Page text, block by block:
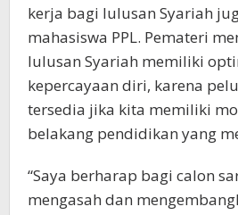
kerja bagi lulusan Syariah
mahasiswa PPL. Pemateri
lulusan Syariah memiliki
kepercayaan diri, karena
tersedia jika kita memiliki
belakang pendidikan yang
“Saya berharap bagi calon
mengasah dan